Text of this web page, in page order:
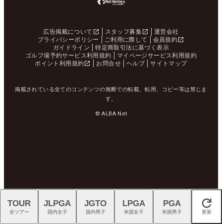
広告掲載について スタッフ募集
運営会社
プライバシーポリシー
ご利用に際して
会員規約
ガイドライン
特定商取引法に基づく表示
ゴルフ場予約サービス利用規約
マイページサービス利用規約
ポイント利用規約
お問合せ ヘルプ サイトマップ
掲載されている全てのコンテンツの無断での転載、転用、コピー等は禁じま
す。
© ALBA Net
閉じる
TOUR
全ツアー
JLPGA
国内女子
JGTO
国内男子
LPGA
米国女子
PGA
米国男子 更新